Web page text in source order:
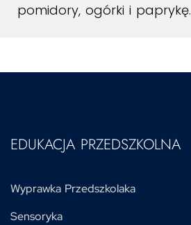
pomidory, ogórki i paprykę.
EDUKACJA PRZEDSZKOLNA
Wyprawka Przedszkolaka
Sensoryka